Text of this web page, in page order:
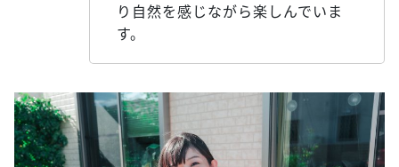
り自然を感じながら楽しんでいま
す。